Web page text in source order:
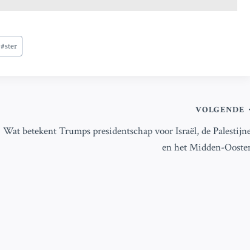
#ster
VOLGENDE
Wat betekent Trumps presidentschap voor Israël, de
en het Midden-